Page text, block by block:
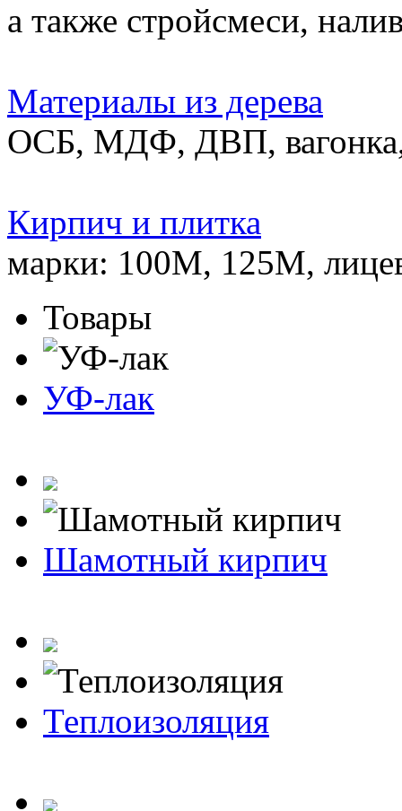
а также стройсмеси,
Материалы из дерева
ОСБ, МДФ, ДВП,
Кирпич и плитка
марки: 100М, 125М,
Товары
УФ-лак
Шамотный кирпич
Теплоизоляция